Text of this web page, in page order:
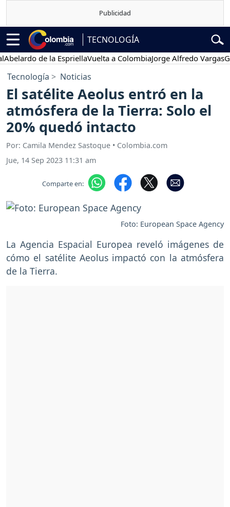
TECNOLOGÍA
de la EspriellaVuelta a ColombiaJorge Alfredo Vargas
Tecnología Noticias
El satélite Aeolus entró en la
atmósfera de la Tierra: Solo el
20% quedó intacto
Por: Camila Mendez Sastoque • Colombia.com
Jue, 14 Sep 2023 11:31 am
Comparte en:
Foto: European Space Agency
La Agencia Espacial Europea reveló imágenes de
cómo el satélite Aeolus impactó con la atmósfera
de la Tierra.